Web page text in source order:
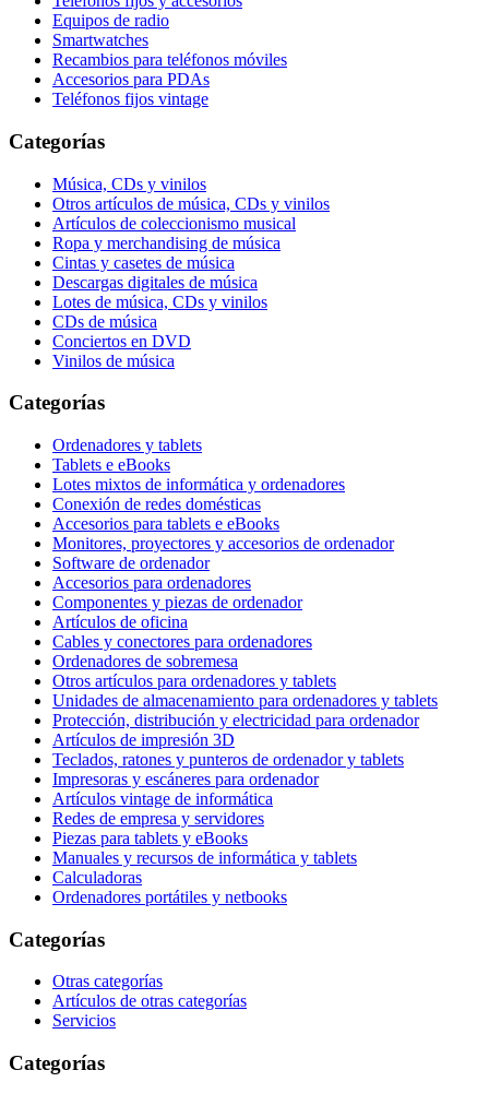
Equipos de radio
Smartwatches
Recambios para teléfonos móviles
Accesorios para PDAs
Teléfonos fijos vintage
Categorías
Música, CDs y vinilos
Otros artículos de música, CDs y vinilos
Artículos de coleccionismo musical
Ropa y merchandising de música
Cintas y casetes de música
Descargas digitales de música
Lotes de música, CDs y vinilos
CDs de música
Conciertos en DVD
Vinilos de música
Categorías
Ordenadores y tablets
Tablets e eBooks
Lotes mixtos de informática y ordenadores
Conexión de redes domésticas
Accesorios para tablets e eBooks
Monitores, proyectores y accesorios de ordenador
Software de ordenador
Accesorios para ordenadores
Componentes y piezas de ordenador
Artículos de oficina
Cables y conectores para ordenadores
Ordenadores de sobremesa
Otros artículos para ordenadores y tablets
Unidades de almacenamiento para ordenadores y tablets
Protección, distribución y electricidad para ordenador
Artículos de impresión 3D
Teclados, ratones y punteros de ordenador y tablets
Impresoras y escáneres para ordenador
Artículos vintage de informática
Redes de empresa y servidores
Piezas para tablets y eBooks
Manuales y recursos de informática y tablets
Calculadoras
Ordenadores portátiles y netbooks
Categorías
Otras categorías
Artículos de otras categorías
Servicios
Categorías